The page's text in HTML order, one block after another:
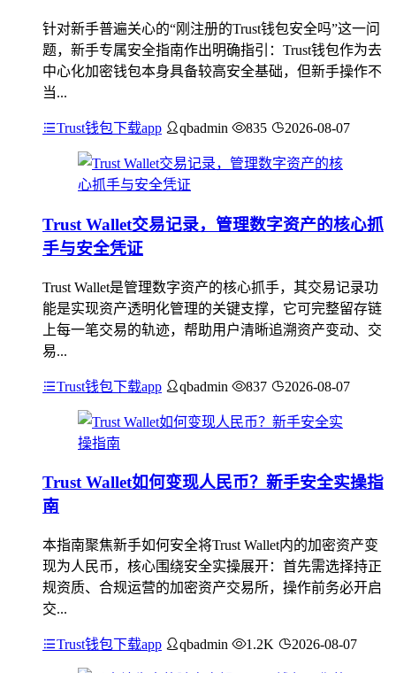
针对新手普遍关心的“刚注册的Trust钱包安全吗”这一问
题，新手专属安全指南作出明确指引：Trust钱包作为去
中心化加密钱包本身具备较高安全基础，但新手操作不
当...
Trust钱包下载app qbadmin 835 2026-08-07
Trust Wallet交易记录，管理数字资产的核心抓
手与安全凭证
Trust Wallet是管理数字资产的核心抓手，其交易记录功
能是实现资产透明化管理的关键支撑，它可完整留存链
上每一笔交易的轨迹，帮助用户清晰追溯资产变动、交
易...
Trust钱包下载app qbadmin 837 2026-08-07
Trust Wallet如何变现人民币？新手安全实操指
南
本指南聚焦新手如何安全将Trust Wallet内的加密资产变
现为人民币，核心围绕安全实操展开：首先需选择持正
规资质、合规运营的加密资产交易所，操作前务必开启
交...
Trust钱包下载app qbadmin 1.2K 2026-08-07